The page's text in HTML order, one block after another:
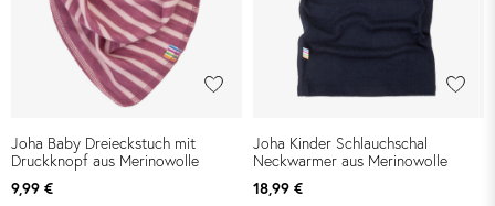
Joha Baby Dreieckstuch mit
Druckknopf aus Merinowolle
9,99 €
Joha Kinder Schlauchschal
Neckwarmer aus Merinowolle
18,99 €